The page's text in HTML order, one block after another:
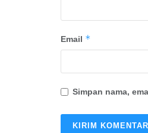
Email *
Simpan nama,